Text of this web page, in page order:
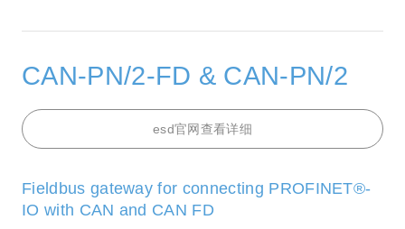
CAN-PN/2-FD & CAN-PN/2
esd官网查看详细
Fieldbus gateway for connecting PROFINET®-
IO with CAN and CAN FD